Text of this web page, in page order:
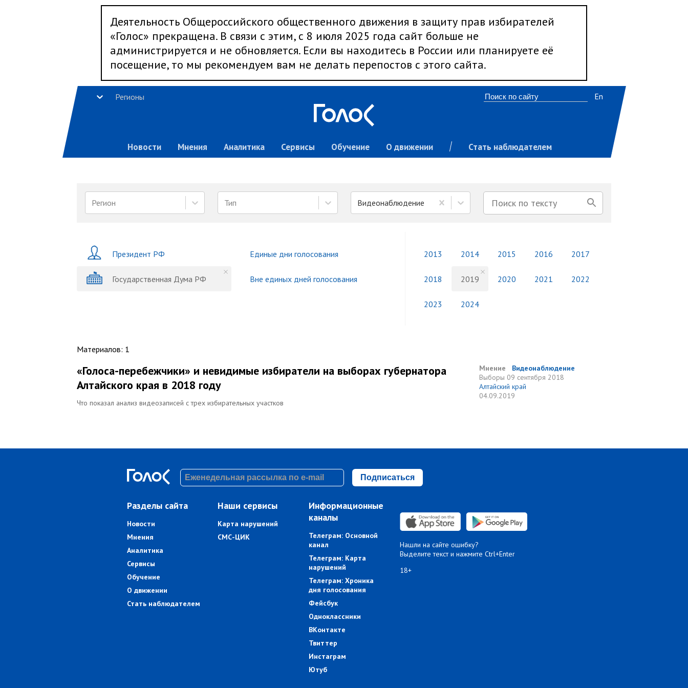
Деятельность Общероссийского общественного движения в защиту прав избирателей
«Голос» прекращена. В связи с этим, с 8 июля 2025 года сайт больше не
администрируется и не обновляется. Если вы находитесь в России или планируете её
посещение, то мы рекомендуем вам не делать перепостов с этого сайта.
Регионы
Новости Мнения Аналитика Сервисы Обучение О движении Стать наблюдателем
En
Регион Тип Видеонаблюдение
Президент РФ
Государственная Дума РФ
Единые дни голосования
Вне единых дней голосования
2013 2014 2015 2016 2017
2018 2019 2020 2021 2022
2023 2024
Материалов: 1
«Голоса-перебежчики» и невидимые избиратели на выборах губернатора
Алтайского края в 2018 году
Что показал анализ видеозаписей с трех избирательных участков
Мнение
Видеонаблюдение
Выборы 09 сентября 2018
Алтайский край
04.09.2019
Подписаться
Разделы сайта
Новости
Мнения
Аналитика
Сервисы
Обучение
О движении
Стать наблюдателем
Наши сервисы
Карта нарушений
СМС-ЦИК
Информационные
каналы
Телеграм: Основной
канал
Телеграм: Карта
нарушений
Телеграм: Хроника
дня голосования
Фейсбук
Одноклассники
ВКонтакте
Твиттер
Инстаграм
Ютуб
Нашли на сайте ошибку?
Выделите текст и нажмите Ctrl+Enter
18+